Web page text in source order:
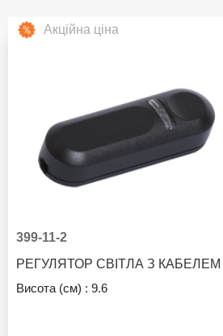
Акційна ціна
399-11-2
Висота (см) : 9.6